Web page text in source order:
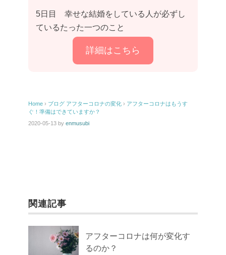
5日目 幸せな結婚をしている人が必ずし
ているたった一つのこと
詳細はこちら
Home › ブログ アフターコロナの変化 › アフターコロナはもうす
ぐ！準備はできていますか？
2020-05-13 by enmusubi
関連記事
アフターコロナは何が変化す
るのか？